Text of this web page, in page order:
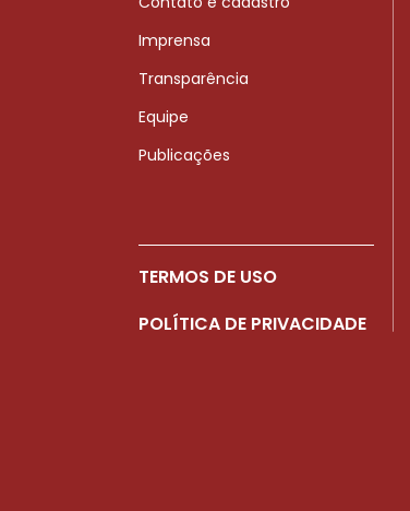
Imprensa
Transparência
Equipe
Publicações
TERMOS DE USO
POLÍTICA DE PRIVACIDADE